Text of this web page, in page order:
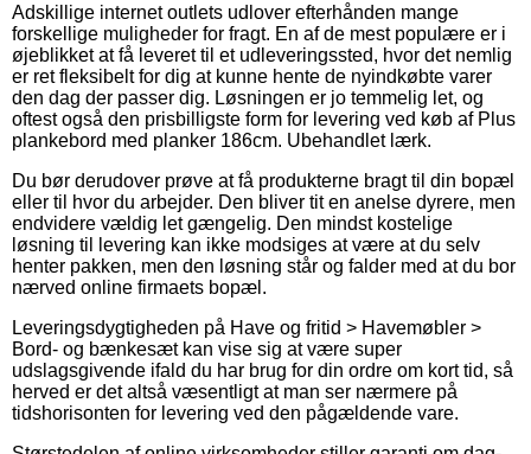
Adskillige internet outlets udlover efterhånden mange
forskellige muligheder for fragt. En af de mest populære er i
øjeblikket at få leveret til et udleveringssted, hvor det nemlig
er ret fleksibelt for dig at kunne hente de nyindkøbte varer
den dag der passer dig. Løsningen er jo temmelig let, og
oftest også den prisbilligste form for levering ved køb af Plus
plankebord med planker 186cm. Ubehandlet lærk.
Du bør derudover prøve at få produkterne bragt til din bopæl
eller til hvor du arbejder. Den bliver tit en anelse dyrere, men
endvidere vældig let gængelig. Den mindst kostelige
løsning til levering kan ikke modsiges at være at du selv
henter pakken, men den løsning står og falder med at du bor
nærved online firmaets bopæl.
Leveringsdygtigheden på Have og fritid > Havemøbler >
Bord- og bænkesæt kan vise sig at være super
udslagsgivende ifald du har brug for din ordre om kort tid, så
herved er det altså væsentligt at man ser nærmere på
tidshorisonten for levering ved den pågældende vare.